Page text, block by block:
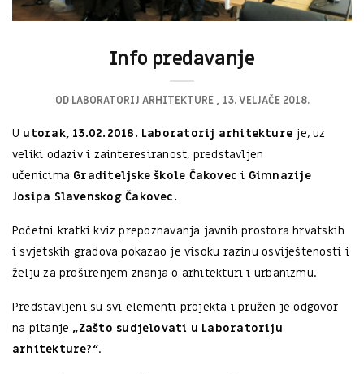
Info predavanje
OD LABORATORIJ ARHITEKTURE 13. VELJAČE 2018.
U utorak, 13.02.2018. Laboratorij arhitektureje, uz
veliki odaziv i zainteresiranost, predstavljen
učenicima Graditeljske škole Čakovec i Gimnazije
Josipa Slavenskog Čakovec.
Početni kratki kviz prepoznavanja javnih prostora hrvatskih
i svjetskih gradova pokazao je visoku razinu osviještenosti i
želju za proširenjem znanja o arhitekturi i urbanizmu.
Predstavljeni su svi elementi projekta i pružen je odgovor
na pitanje „Zašto sudjelovati u Laboratoriju
arhitekture?“.